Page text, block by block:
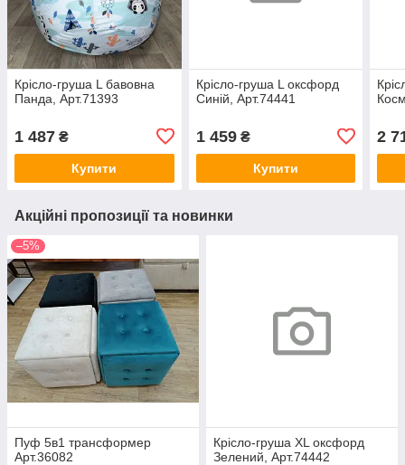
Крісло-груша L бавовна
Панда, Арт.71393
1 487 ₴
Купити
Крісло-груша L оксфорд
Синій, Арт.74441
1 459₴
Купити
2
Акційні пропозиції та новинки
–5%
Пуф 5в1 трансформер
Арт.36082
Крісло-груша ХL оксфорд
Зелений, Арт.74442